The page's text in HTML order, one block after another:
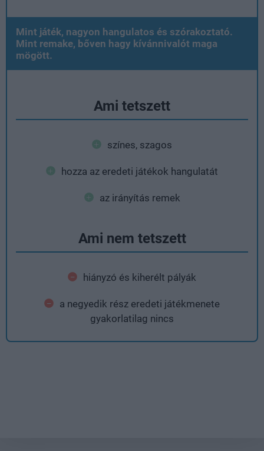
Mint játék, nagyon hangulatos és szórakoztató.
Mint remake, bőven hagy kívánnivalót maga
mögött.
Ami tetszett
színes, szagos
hozza az eredeti játékok hangulatát
az irányítás remek
Ami nem tetszett
hiányzó és kiherélt pályák
a negyedik rész eredeti játékmenete
gyakorlatilag nincs